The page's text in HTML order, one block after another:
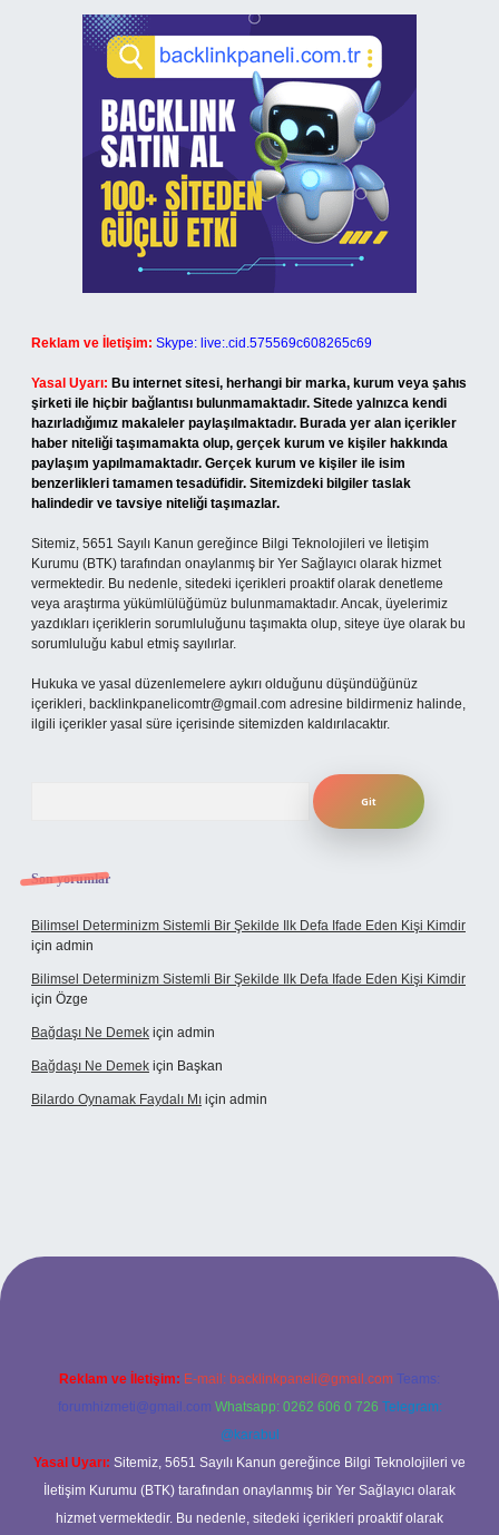
Reklam ve İletişim: Skype: live:.cid.575569c608265c69
Yasal Uyarı: Bu internet sitesi, herhangi bir marka, kurum veya şahıs
şirketi ile hiçbir bağlantısı bulunmamaktadır. Sitede yalnızca kendi
hazırladığımız makaleler paylaşılmaktadır. Burada yer alan içerikler
haber niteliği taşımamakta olup, gerçek kurum ve kişiler hakkında
paylaşım yapılmamaktadır. Gerçek kurum ve kişiler ile isim
benzerlikleri tamamen tesadüfidir. Sitemizdeki bilgiler taslak
halindedir ve tavsiye niteliği taşımazlar.
Sitemiz, 5651 Sayılı Kanun gereğince Bilgi Teknolojileri ve İletişim
Kurumu (BTK) tarafından onaylanmış bir Yer Sağlayıcı olarak hizmet
vermektedir. Bu nedenle, sitedeki içerikleri proaktif olarak denetleme
veya araştırma yükümlülüğümüz bulunmamaktadır. Ancak, üyelerimiz
yazdıkları içeriklerin sorumluluğunu taşımakta olup, siteye üye olarak bu
sorumluluğu kabul etmiş sayılırlar.
Hukuka ve yasal düzenlemelere aykırı olduğunu düşündüğünüz
içerikleri, backlinkpanelicomtr@gmail.com adresine bildirmeniz halinde,
ilgili içerikler yasal süre içerisinde sitemizden kaldırılacaktır.
Son yorumlar
Bilimsel Determinizm Sistemli Bir Şekilde Ilk Defa Ifade Eden Kişi Kimdir
için admin
Bilimsel Determinizm Sistemli Bir Şekilde Ilk Defa Ifade Eden Kişi Kimdir
için Özge
Bağdaşı Ne Demek için admin
Bağdaşı Ne Demek için Başkan
Bilardo Oynamak Faydalı Mı için admin
bahis sitesi
Reklam ve İletişim: E-mail: backlinkpaneli@gmail.com Teams:
forumhizmeti@gmail.com Whatsapp: 0262 606 0 726 Telegram:
@karabul
Yasal Uyarı: Sitemiz, 5651 Sayılı Kanun gereğince Bilgi Teknolojileri ve
İletişim Kurumu (BTK) tarafından onaylanmış bir Yer Sağlayıcı olarak
hizmet vermektedir. Bu nedenle, sitedeki içerikleri proaktif olarak